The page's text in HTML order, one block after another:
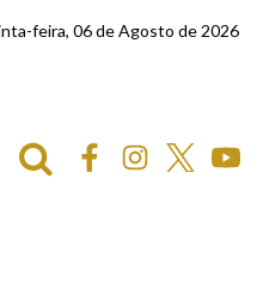
feira, 06 de Agosto de 2026